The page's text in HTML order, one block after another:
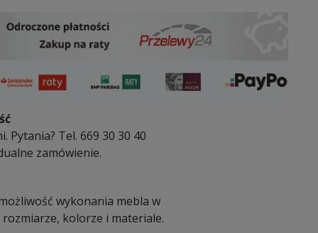
Pytania? Tel. 669 30 30 40
zamówienie.
wykonania mebla w
kolorze i materiale.